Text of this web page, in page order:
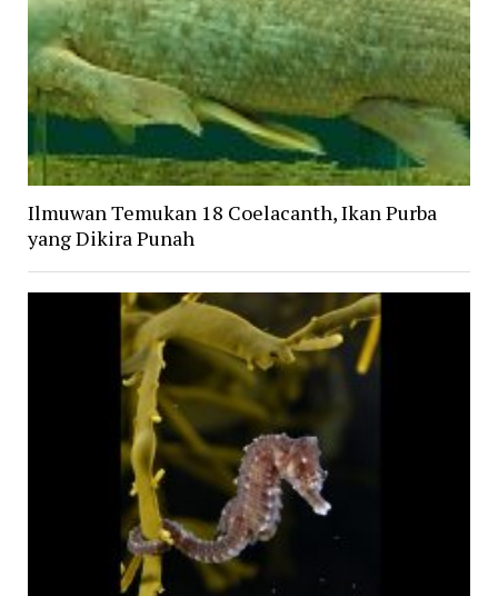
Ilmuwan Temukan 18 Coelacanth, Ikan Purba
yang Dikira Punah